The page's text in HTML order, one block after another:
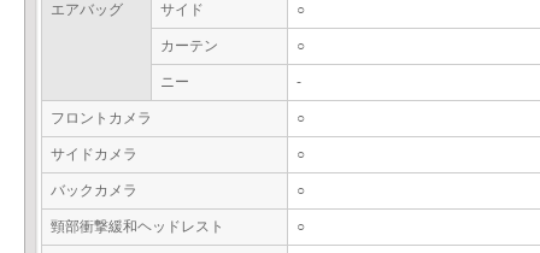
エアバッグ サイド ○
カーテン ○
ニー -
フロントカメラ ○
サイドカメラ ○
バックカメラ ○
頸部衝撃緩和ヘッドレスト ○